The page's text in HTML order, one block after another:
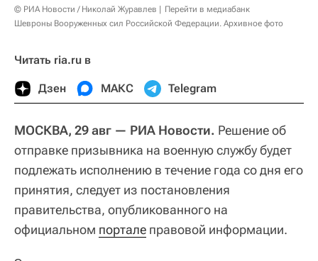
© РИА Новости / Николай Журавлев
Перейти в медиабанк
Шевроны Вооруженных сил Российской Федерации. Архивное фото
Читать ria.ru в
Дзен МАКС Telegram
МОСКВА, 29 авг — РИА Новости. Решение об
отправке призывника на военную службу будет
подлежать исполнению в течение года со дня его
принятия, следует из постановления
правительства, опубликованного на
официальном портале правовой информации.